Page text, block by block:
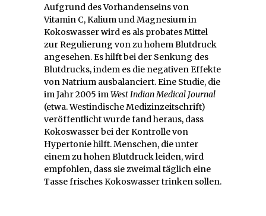
Aufgrund des Vorhandenseins von
Vitamin C, Kalium und Magnesium in
Kokoswasser wird es als probates Mittel
zur Regulierung von zu hohem Blutdruck
angesehen. Es hilft bei der Senkung des
Blutdrucks, indem es die negativen Effekte
von Natrium ausbalanciert. Eine Studie, die
im Jahr 2005 imWest Indian Medical Journal
(etwa. Westindische Medizinzeitschrift)
veröffentlicht wurde fand heraus, dass
Kokoswasser bei der Kontrolle von
Hypertonie hilft. Menschen, die unter
einem zu hohen Blutdruck leiden, wird
empfohlen, dass sie zweimal täglich eine
Tasse frisches Kokoswasser trinken sollen.